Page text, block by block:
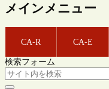
メインメニュー
CA-R CA-E
検索フォーム